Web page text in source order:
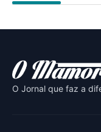
O Jornal que faz a